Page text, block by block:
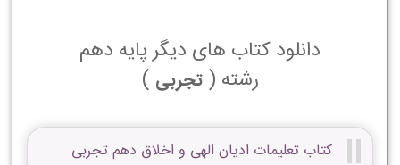
دانلود کتاب های دیگر پایه دهم
رشته (تجربی )
کتاب تعلیمات ادیان الهی و اخلاق دهم تجربی